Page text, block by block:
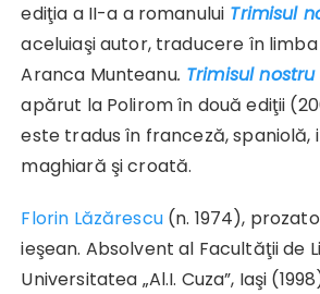
ediţia a II-a a romanului Trimisul
aceluiaşi autor, traducere în
Aranca Munteanu. Trimisul
apărut la Polirom în două ediţii
este tradus în franceză, spaniolă,
maghiară şi croată.
Florin Lăzărescu(n. 1974),
ieşean. Absolvent al Facultăţii de
Universitatea „Al.I. Cuza”, Iaşi